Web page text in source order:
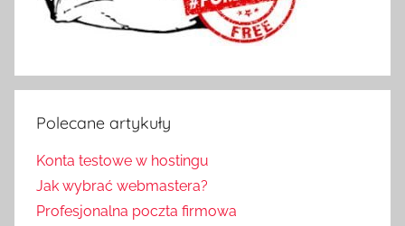
Polecane artykuły
Konta testowe w hostingu
Jak wybrać webmastera?
Profesjonalna poczta firmowa